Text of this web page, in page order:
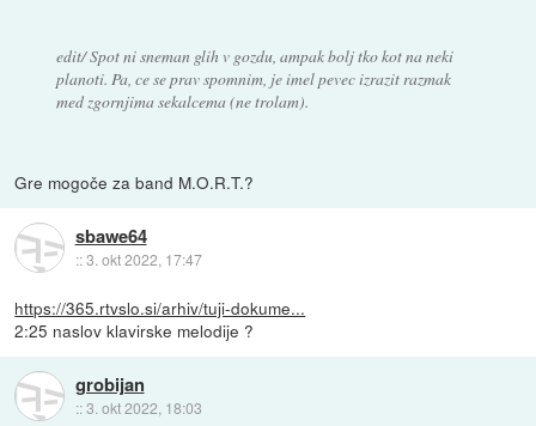
edit/ Spot ni sneman glih v gozdu, ampak bolj tko kot na neki
planoti. Pa, ce se prav spomnim, je imel pevec izrazit razmak
med zgornjima sekalcema (ne trolam).
Gre mogoče za band M.O.R.T.?
sbawe64
::3. okt 2022, 17:47
https://365.rtvslo.si/arhiv/tuji-dokume...
2:25 naslov klavirske melodije ?
grobijan
::3. okt 2022, 18:03